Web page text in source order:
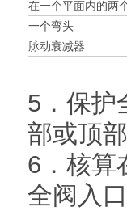
在一个平面内的两
一个弯头
脉动衰减器
5．保护
部或顶
6．核算
全阀入